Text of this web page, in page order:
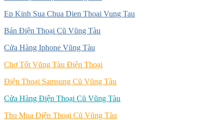
Ep Kinh Sua Chua Dien Thoai Vung Tau
Bán Điện Thoại Cũ Vũng Tàu
Cửa Hàng Iphone Vũng Tàu
Chợ Tốt Vũng Tàu Điện Thoại
Điện Thoại Samsung Cũ Vũng Tàu
Cửa Hàng Điện Thoại Cũ Vũng Tàu
Thu Mua Điện Thoại Cũ Vũng Tàu